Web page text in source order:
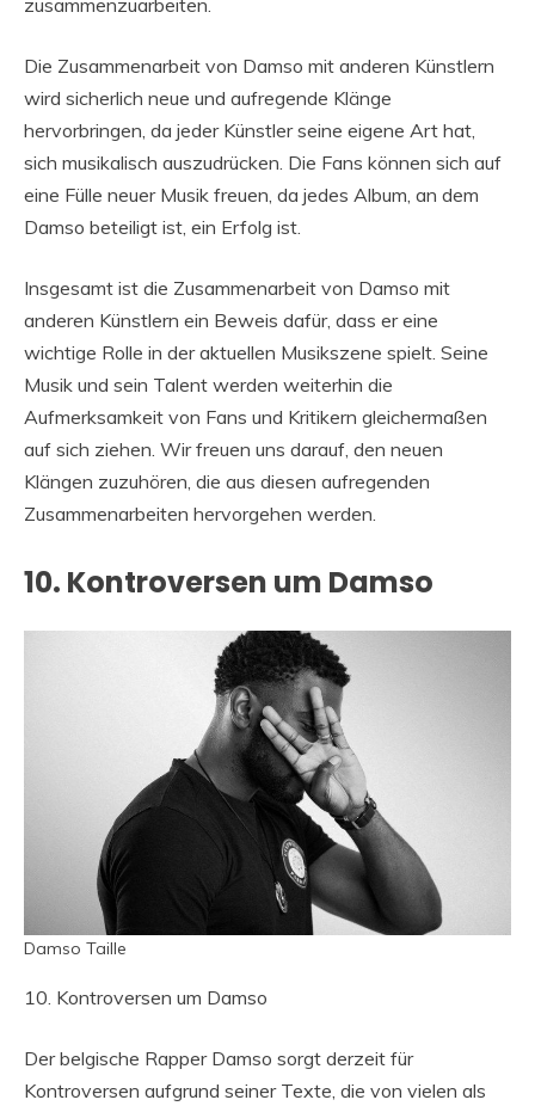
zusammenzuarbeiten.
Die Zusammenarbeit von Damso mit anderen Künstlern
wird sicherlich neue und aufregende Klänge
hervorbringen, da jeder Künstler seine eigene Art hat,
sich musikalisch auszudrücken. Die Fans können sich auf
eine Fülle neuer Musik freuen, da jedes Album, an dem
Damso beteiligt ist, ein Erfolg ist.
Insgesamt ist die Zusammenarbeit von Damso mit
anderen Künstlern ein Beweis dafür, dass er eine
wichtige Rolle in der aktuellen Musikszene spielt. Seine
Musik und sein Talent werden weiterhin die
Aufmerksamkeit von Fans und Kritikern gleichermaßen
auf sich ziehen. Wir freuen uns darauf, den neuen
Klängen zuzuhören, die aus diesen aufregenden
Zusammenarbeiten hervorgehen werden.
10. Kontroversen um Damso
Damso Taille
10. Kontroversen um Damso
Der belgische Rapper Damso sorgt derzeit für
Kontroversen aufgrund seiner Texte, die von vielen als